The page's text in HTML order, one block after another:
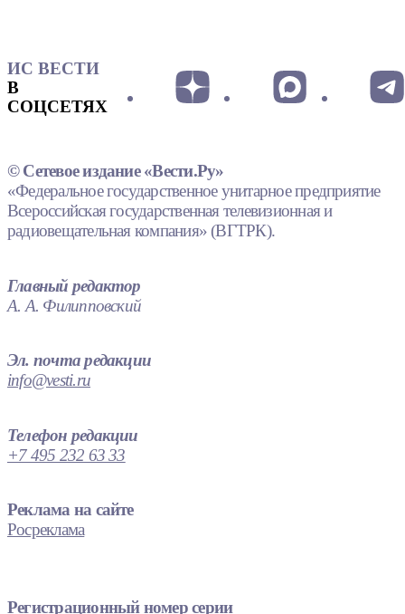
ИС ВЕСТИ
В
СОЦСЕТЯХ
© Сетевое издание «Вести.Ру»
«Федеральное государственное унитарное предприятие
Всероссийская государственная телевизионная и
радиовещательная компания» (ВГТРК).
Главный редактор
А. А. Филипповский
Эл. почта редакции
info@vesti.ru
Телефон редакции
+7 495 232 63 33
Реклама на сайте
Росреклама
Регистрационный номер серии